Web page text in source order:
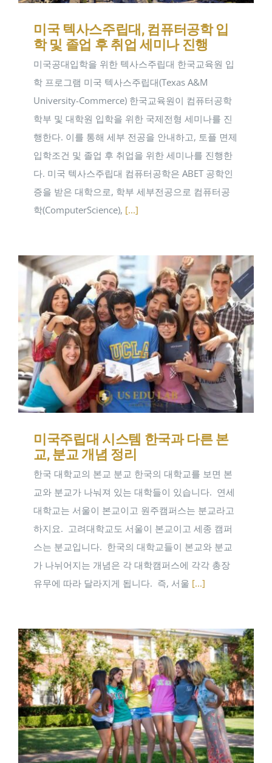
미국 텍사스주립대, 컴퓨터공학 입
학 및 졸업 후 취업 세미나 진행
미국공대입학을 위한 텍사스주립대 한국교육원 입
학 프로그램 미국 텍사스주립대(Texas A&M
University-Commerce) 한국교육원이 컴퓨터공학
학부 및 대학원 입학을 위한 국제전형 세미나를 진
행한다. 이를 통해 세부 전공을 안내하고, 토플 면제
입학조건 및 졸업 후 취업을 위한 세미나를 진행한
다. 미국 텍사스주립대 컴퓨터공학은 ABET 공학인
증을 받은 대학으로, 학부 세부전공으로 컴퓨터공
학(ComputerScience), [...]
미국주립대 시스템 한국과 다른 본
교, 분교 개념 정리
한국 대학교의 본교 분교 한국의 대학교를 보면 본
교와 분교가 나눠져 있는 대학들이 있습니다. ​ 연세
대학교는 서울이 본교이고 원주캠퍼스는 분교라고
하지요. ​ 고려대학교도 서울이 본교이고 세종 캠퍼
스는 분교입니다. ​ 한국의 대학교들이 본교와 분교
가 나뉘어지는 개념은 각 대학캠퍼스에 각각 총장
유무에 따라 달라지게 됩니다. ​ 즉, 서울 [...]